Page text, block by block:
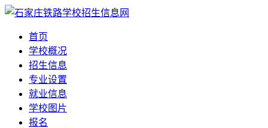
首页
学校概况
招生信息
专业设置
就业信息
学校图片
报名